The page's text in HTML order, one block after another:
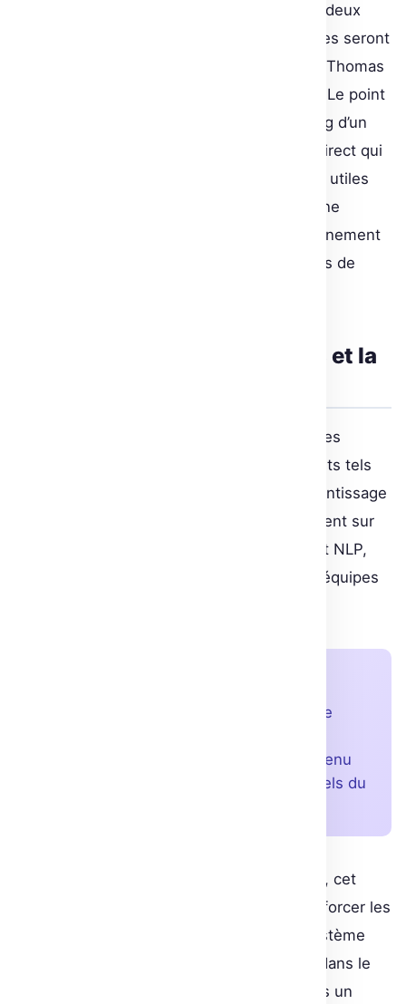
un événement communautaire majeur. Sur deux
jours, le 15 et 16 novembre, des conférences seront
tenues par des experts renommés comme Thomas
Wolf, Margaret Mitchell et Jakob Uszkoreit. Le point
fort ? Des projets d’équipe sur le fine-tuning d’un
modèle NLP avec des démonstrations en direct qui
enrichiront votre portfolio, particulièrement utiles
pour décrocher un nouvel emploi en Machine
Learning. AWS ajoute à l’attractivité de l’événement
en offrant un accès gratuit à des ressources de
L’accent sur les transformers et la
Le premier jour cible une vue d’ensemble des
modèles transformers, avec des intervenants tels
que Thomas Wolf qui discuteront de l’apprentissage
par transfert. Le deuxième jour mettra l’accent sur
les outils indispensables au développement NLP,
avec des présentations effectuées par les équipes
Hugging Face élargit son cours avec une
appuyée par un événement gratuit soutenu
par AWS. Un must pour les professionnels du
Au-delà de la simple découverte technique, cet
événement sert aussi de tremplin pour renforcer les
pratiques collaboratives et explorer l’écosystème
complet de Hugging Face, incontournable dans le
domaine du NLP. En conclusion, que tu sois un